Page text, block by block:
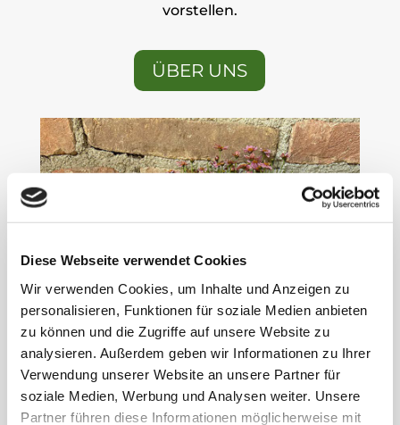
Diese Webseite verwendet Cookies
Wir verwenden Cookies, um Inhalte und Anzeigen zu
personalisieren, Funktionen für soziale Medien anbieten
zu können und die Zugriffe auf unsere Website zu
analysieren. Außerdem geben wir Informationen zu Ihrer
Verwendung unserer Website an unsere Partner für
soziale Medien, Werbung und Analysen weiter. Unsere
Partner führen diese Informationen möglicherweise mit
vorstellen.
ÜBER UNS